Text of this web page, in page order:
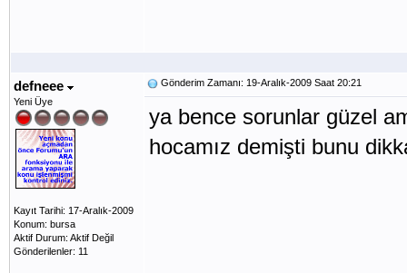
defneee
Yeni Üye
Kayıt Tarihi: 17-Aralık-2009
Konum: bursa
Aktif Durum: Aktif Değil
Gönderilenler: 11
Gönderim Zamanı: 19-Aralık-2009 Saat 20:21
ya bence sorunlar güzel
hocamız demişti bunu